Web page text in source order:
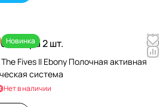
Новинка
₽/Пара 2 шт.
Fives II Ebony Полочная активная
система
Нет в наличии